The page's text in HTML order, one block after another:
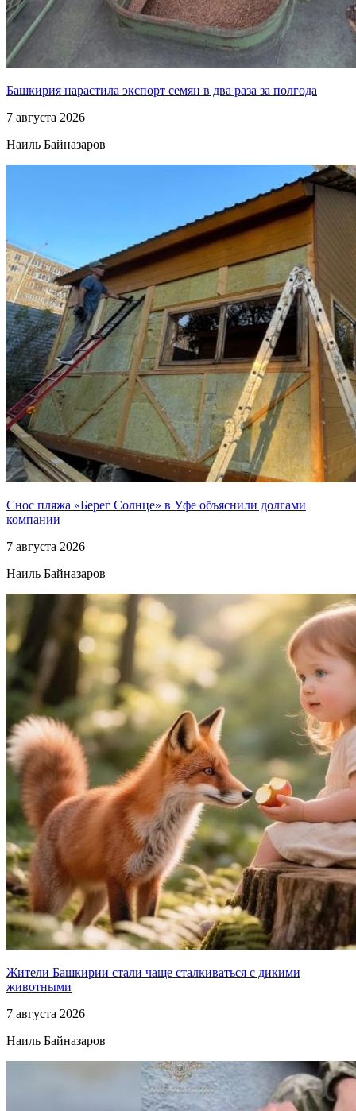
Башкирия нарастила экспорт семян в два раза за полгода
7 августа 2026
Наиль Байназаров
Снос пляжа «Берег Солнце» в Уфе объяснили долгами
компании
7 августа 2026
Наиль Байназаров
Жители Башкирии стали чаще сталкиваться с дикими
животными
7 августа 2026
Наиль Байназаров